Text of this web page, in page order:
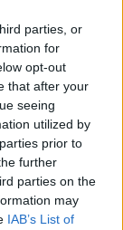
parties, or
for
opt-out
that after your
seeing
utilized by
prior to
further
parties on the
may
IAB’s List of